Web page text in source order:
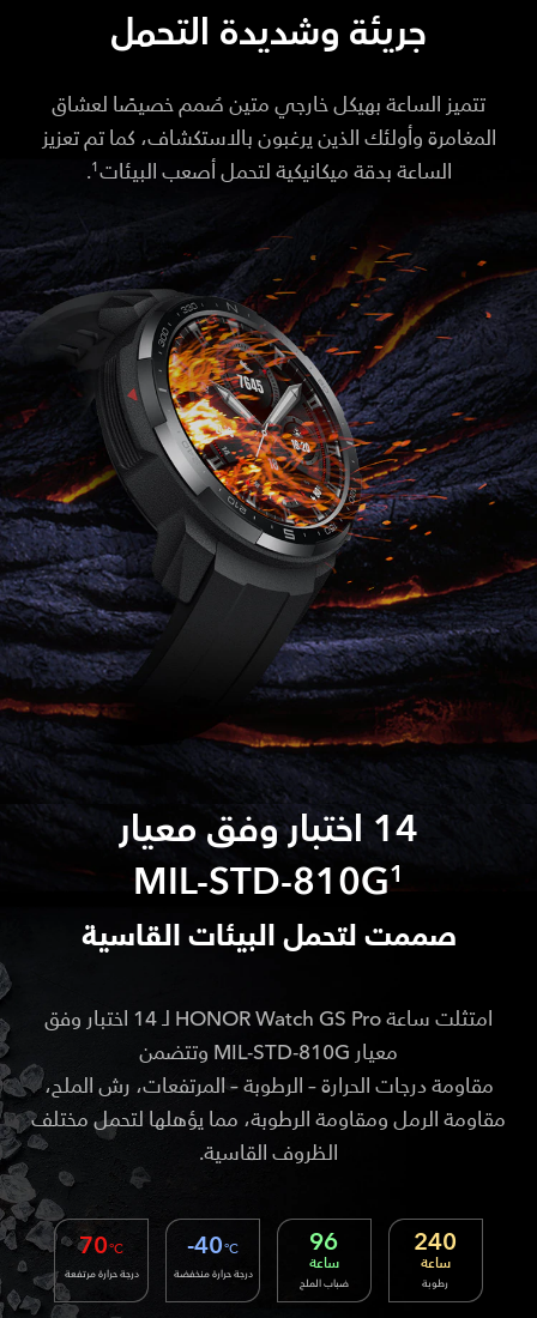
جريئة وشديدة التحمل
تتميز الساعة بهيكل خارجي متين صُمم خصيصًا لعشاق
المغامرة وأولئك الذين يرغبون بالاستكشاف، كما تم تعزيز
الساعة بدقة ميكانيكية لتحمل أصعب البيئات1
.
14 اختبار وفق معيار
MIL-STD-810G1
صممت لتحمل البيئات القاسية
امتثلت ساعة HONOR Watch GS Pro لـ 14 اختبار وفق
معيار MIL-STD-810G وتتضمن
مقاومة درجات الحرارة – الرطوبة – المرتفعات، رش الملح،
مقاومة الرمل ومقاومة الرطوبة، مما يؤهلها لتحمل مختلف
الظروف القاسية.
70°C
درجة حرارة مرتفعة
-40°C
درجة حرارة منخفضة
96
ساعة
ضباب الملح
240
ساعة
رطوبة